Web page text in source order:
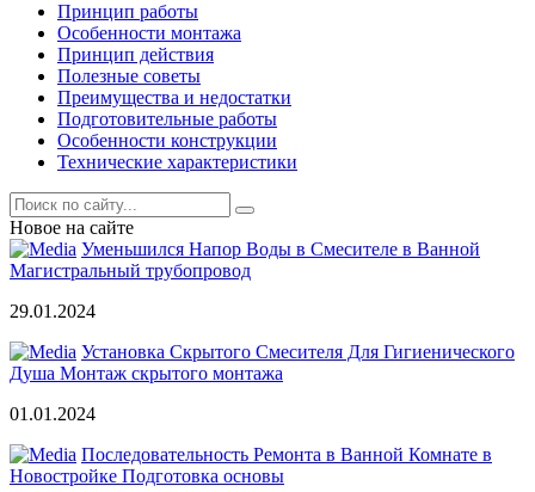
Принцип работы
Особенности монтажа
Принцип действия
Полезные советы
Преимущества и недостатки
Подготовительные работы
Особенности конструкции
Технические характеристики
Новое на сайте
Уменьшился Напор Воды в Смесителе в Ванной
Магистральный трубопровод
29.01.2024
Установка Скрытого Смесителя Для Гигиенического
Душа Монтаж скрытого монтажа
01.01.2024
Последовательность Ремонта в Ванной Комнате в
Новостройке Подготовка основы